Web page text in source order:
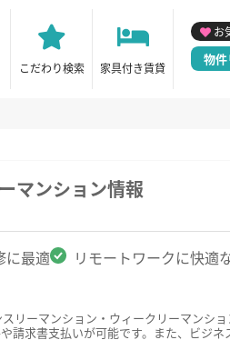
こだわり検索 家具付き賃貸
お
物件
マンション情報
に最適 リモートワークに快適
リーマンション・ウィークリーマンシ
請求書支払いが可能です。また、ビジ